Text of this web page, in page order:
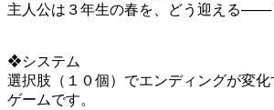
主人公は３年生の春を、どう迎える───
❖システム
選択肢（１０個）でエンディングが変
ゲームです。